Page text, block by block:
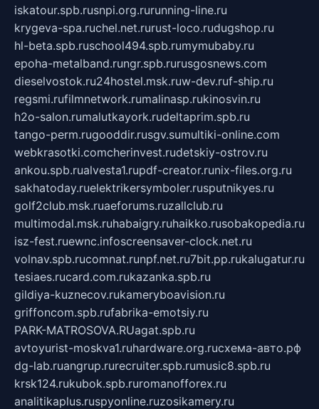
iskatour.spb.rusnpi.org.rurunning-line.ru
krygeva-spa.ruchel.net.rurust-loco.rudugshop.ru
hl-beta.spb.ruschool494.spb.rumymubaby.ru
epoha-metalband.rungr.spb.rurusgosnews.com
dieselvostok.ru24hostel.msk.ruw-dev.ruf-ship.ru
regsmi.rufilmnetwork.rumalinasp.rukinosvin.ru
h2o-salon.rumalutkayork.rudeltaprim.spb.ru
tango-perm.rugooddir.rusgv.sumultiki-online.com
webkrasotki.comcherinvest.rudetskiy-ostrov.ru
ankou.spb.rualvesta1.rupdf-creator.runix-files.org.ru
sakhatoday.ruelektrikersymboler.rusputnikyes.ru
golf2club.msk.ruaeforums.ruzallclub.ru
multimodal.msk.ruhabaigry.ruhaikko.rusobakopedia.ru
isz-fest.ruewnc.infoscreensaver-clock.net.ru
volnav.spb.rucomnat.runpf.net.ru7bit.pp.rukalugatur.ru
tesiaes.rucard.com.rukazanka.spb.ru
gildiya-kuznecov.rukameryboavision.ru
griffoncom.spb.rufabrika-emotsiy.ru
PARK-MATROSOVA.RUagat.spb.ru
avtoyurist-moskva1.ruhardware.org.ruсхема-авто.рф
dg-lab.ruangrup.rurecruiter.spb.rumusic8.spb.ru
krsk124.rukubok.spb.ruromanofforex.ru
analitikaplus.ruspyonline.ruzosikamery.ru